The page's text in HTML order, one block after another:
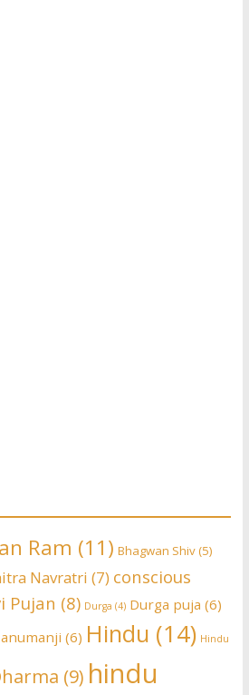
Ram (11) Bhagwan Shiv(5)
Navratri (7) conscious
Pujan (8) Durga (4) Durga puja (6)
(6) Hindu (14) Hindu
(9) hindu